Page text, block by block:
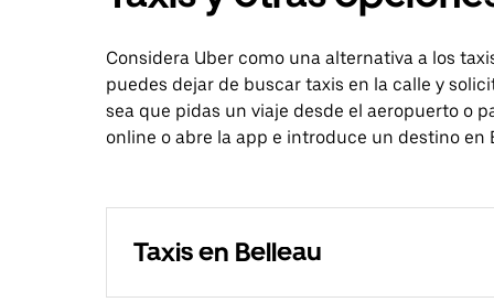
Considera Uber como una alternativa a los
puedes dejar de buscar taxis en la calle y
sea que pidas un viaje desde el aeropuerto o
online o abre la app e introduce un destino en
Taxis en Belleau